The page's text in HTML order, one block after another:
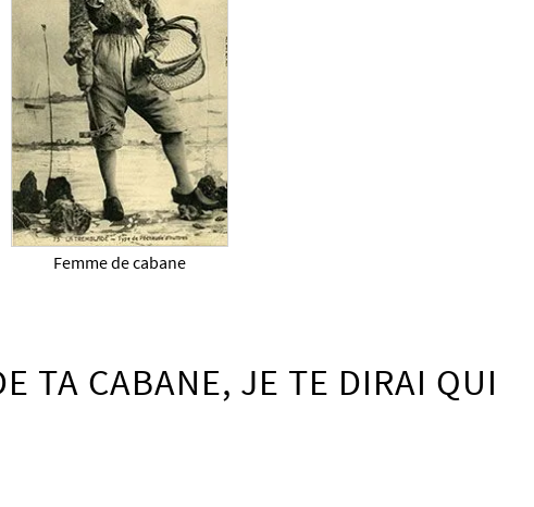
Femme de cabane
TA CABANE, JE TE DIRAI QUI